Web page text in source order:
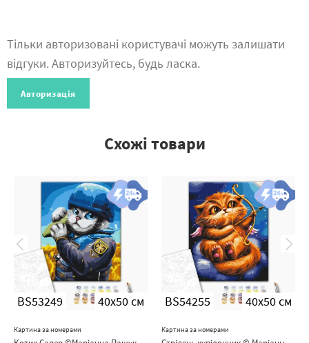
Тільки авторизовані користувачі можуть залишати
відгуки. Авторизуйтесь, будь ласка.
Авторизація
Схожі товари
BS53249 40x50 см
Картина за номерами
BS54255 40x50 см
Картина за номерами